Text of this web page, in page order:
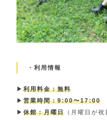
・利用情報
▶︎ 利用料金：無料
▶︎ 営業時間：9:00〜17:00
▶︎ 休館：月曜日（月曜日が祝